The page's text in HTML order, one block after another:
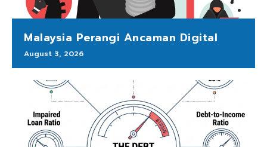
Malaysia Perangi Ancaman Digital
August 3, 2026